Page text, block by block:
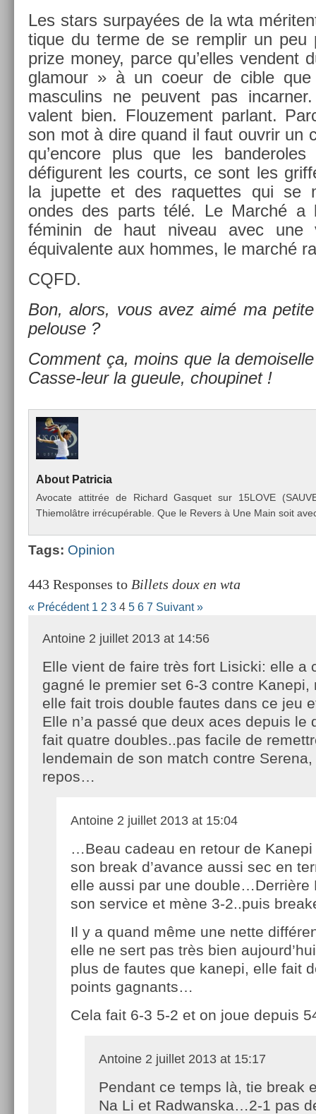
Les stars sur­payées de la wta
tique du terme de se re­mplir un peu
prize money, parce qu’elles ven­dent
glamour » à un coeur de cible que
mas­culins ne peuvent pas
valent bien. Flouze­ment par­lant.
son mot à dire quand il faut ouv­rir un
qu’en­core plus que les
défigurent les co­urts, ce sont les
la jupet­te et des raquet­tes qui se
ondes des parts télé. Le Marché a
féminin de haut niveau avec une
équivalen­te aux hom­mes, le marché
CQFD.
Bon, alors, vous avez aimé ma
pelouse ?
Com­ment ça, moins que la
Casse-leur la gueule, choupinet !
About Pat­ricia
Avocate at­titrée de Ric­hard Gas­quet sur 15LOVE
Thiemolâtre irrécupérable. Que le Re­v­ers à Une Main soit
Tags: Op­in­ion
443 Responses to Billets doux en wta
« Précédent 1 2 3 4 5 6 7 Suivant »
Antoine 2 juillet 2013 at 14:56
Elle vient de faire très fort Lisicki: elle a
gagné le premier set 6-3 contre Kanepi,
elle fait trois double fautes dans ce jeu
Elle n’a passé que deux aces depuis le
fait quatre doubles..pas facile de
lendemain de son match contre
repos…
Antoine 2 juillet 2013 at 15:04
…Beau cadeau en retour de Kanepi
son break d’avance aussi sec en
elle aussi par une double…Derrière
son service et mène 3-2..puis
Il y a quand même une nette
elle ne sert pas très bien
plus de fautes que kanepi, elle fait
points gagnants…
Cela fait 6-3 5-2 et on joue depuis
Antoine 2 juillet 2013 at 15:17
Pendant ce temps là, tie break
Na Li et Radwanska…2-1 pas